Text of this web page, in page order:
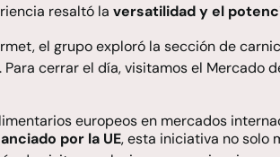
resaltó la versatilidad y el
el grupo exploró la sección de
cerrar el día, visitamos el Mercado
europeos en mercados
por la UE, esta iniciativa no solo